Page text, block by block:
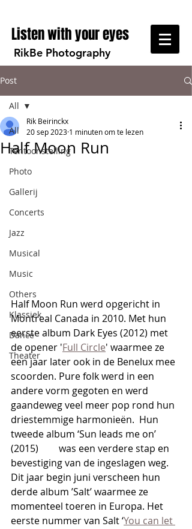
Listen with your eyes
RikBe Photography
Post
All
Tentoonstelling
Photo
Gallerij
Concerts
Jazz
Musical
Music
Others
Klassiek
Dance
Theater
All
Half Moon Run
Rik Beirinckx
20 sep 2023 1 minuten om te lezen
Half Moon Run werd opgericht in
Montreal Canada in 2010. Met hun
eerste album Dark Eyes (2012) met
de opener 'Full Circle' waarmee ze
een jaar later ook in de Benelux mee
scoorden. Pure folk werd in een
andere vorm gegoten en werd
gaandeweg veel meer pop rond hun
driestemmige harmonieën.  Hun
tweede album ‘Sun leads me on’
(2015) 	was een verdere stap en
bevestiging van de ingeslagen weg.
Dit jaar begin juni verscheen hun
derde album ’Salt’ waarmee ze
momenteel toeren in Europa. Het
eerste nummer van Salt ‘You can let